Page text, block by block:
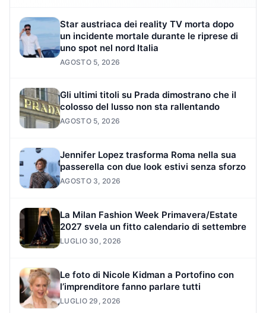
Star austriaca dei reality TV morta dopo
un incidente mortale durante le riprese di
uno spot nel nord Italia
AGOSTO 5, 2026
Gli ultimi titoli su Prada dimostrano che il
colosso del lusso non sta rallentando
AGOSTO 5, 2026
Jennifer Lopez trasforma Roma nella sua
passerella con due look estivi senza sforzo
AGOSTO 3, 2026
La Milan Fashion Week Primavera/Estate
2027 svela un fitto calendario di settembre
LUGLIO 30, 2026
Le foto di Nicole Kidman a Portofino con
l’imprenditore fanno parlare tutti
LUGLIO 29, 2026